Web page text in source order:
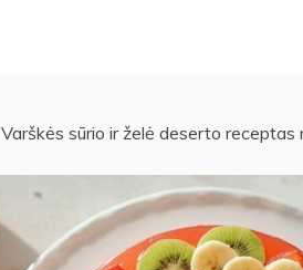
Varškės sūrio ir želė deserto receptas